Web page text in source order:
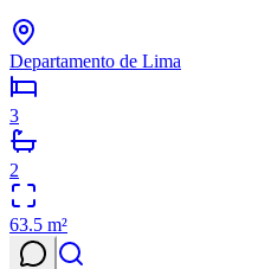
Departamento de Lima
3
2
63.5 m²